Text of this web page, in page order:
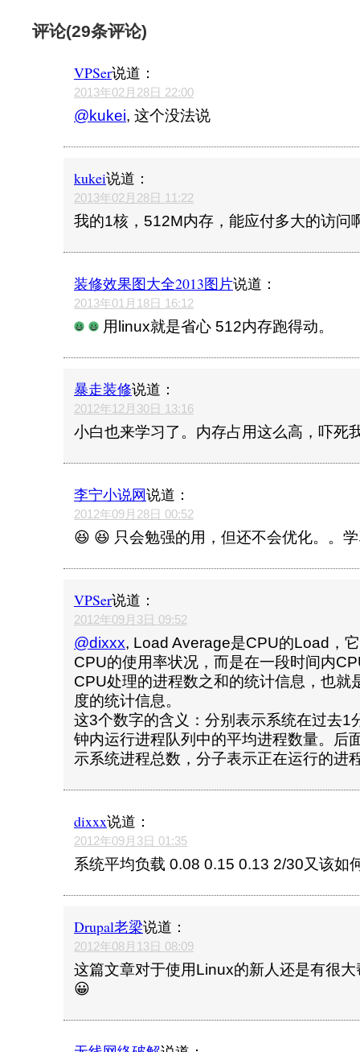
评论(29条评论)
VPSer说道：
2013年02月28日 22:00
@kukei, 这个没法说
kukei说道：
2013年02月28日 11:22
我的1核，512M内存，能应付多大的访问
装修效果图大全2013图片说道：
2013年01月18日 16:12
用linux就是省心 512内存跑得动。
暴走装修说道：
2012年12月30日 13:16
小白也来学习了。内存占用这么高，吓死
李宁小说网说道：
2012年09月28日 00:52
😆 😆 只会勉强的用，但还不会优化。。
VPSer说道：
2012年09月3日 09:52
@dixxx, Load Average是CPU的Load，
CPU的使用率状况，而是在一段时间内
CPU处理的进程数之和的统计信息，也就
度的统计信息。
这3个数字的含义：分别表示系统在过去1
钟内运行进程队列中的平均进程数量。后
示系统进程总数，分子表示正在运行的进
dixxx说道：
2012年09月3日 01:35
系统平均负载 0.08 0.15 0.13 2/30又该如
Drupal老梁说道：
2012年08月13日 08:09
这篇文章对于使用Linux的新人还是有很
😀